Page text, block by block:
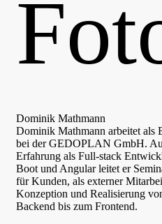
Dominik Mathmann
Dominik Mathmann arbeitet als
bei der GEDOPLAN GmbH.
Erfahrung als Full-stack
Boot und Angular leitet er
für Kunden, als externer
Konzeption und Realisierung
Backend bis zum Frontend.